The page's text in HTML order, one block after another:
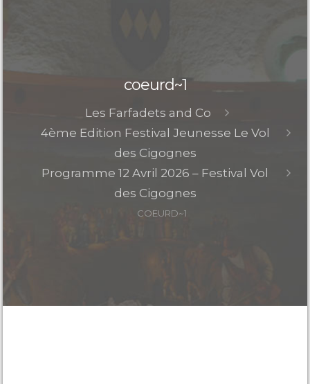
coeurd~1
Les Farfadets and Co
4ème Edition Festival Jeunesse Le Vol
des Cigognes
Programme 12 Avril 2026 – Festival Vol
des Cigognes
COEURD~1